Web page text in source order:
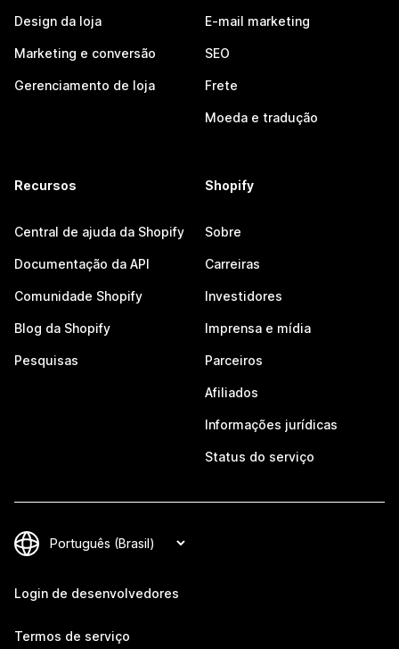
Design da loja
Marketing e conversão
Gerenciamento de loja
E-mail marketing
SEO
Frete
Moeda e tradução
Recursos
Central de ajuda da Shopify
Documentação da API
Comunidade Shopify
Blog da Shopify
Pesquisas
Shopify
Sobre
Carreiras
Investidores
Imprensa e mídia
Parceiros
Afiliados
Informações jurídicas
Status do serviço
Login de desenvolvedores
Termos de serviço